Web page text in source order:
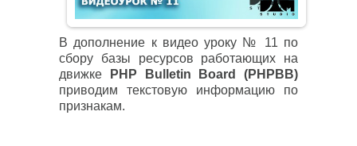
В дополнение к видео уроку № 11 по
сбору базы ресурсов работающих на
движке
PHP Bulletin Board (PHPBB)
приводим текстовую информацию по
признакам.